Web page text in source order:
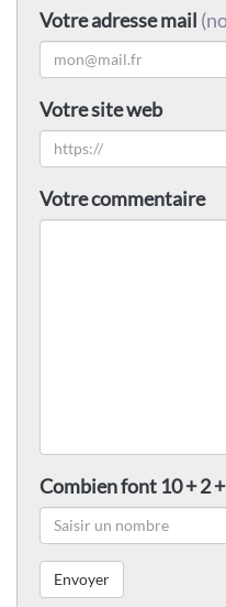
Votre adresse mail
Votre site web
Votre commentaire
Combien font 10 + 2